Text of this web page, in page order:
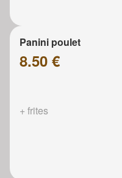
Panini poulet
8.50 €
+ frites